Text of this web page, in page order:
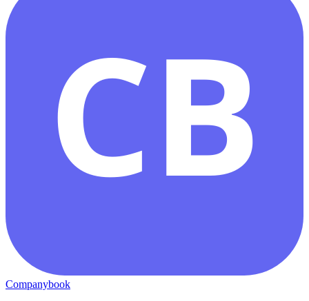
CB
Companybook